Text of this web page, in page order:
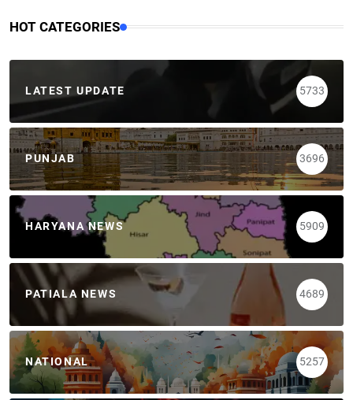
HOT CATEGORIES
LATEST UPDATE 5733
PUNJAB 3696
HARYANA NEWS 5909
PATIALA NEWS 4689
NATIONAL 5257